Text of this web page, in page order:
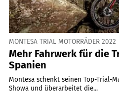
MONTESA TRIAL MOTORRÄDER 2022
Mehr Fahrwerk für die
Spanien
Montesa schenkt seinen Top-Trial-
Showa und überarbeitet die...